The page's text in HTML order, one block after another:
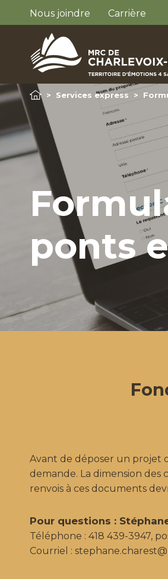
Nous joindre Carrière
> Services express >
ponts
Avant de déposer un projet
demande. La dimension
renvois à ces documents
Pour questions :
Téléphone : 418 439-3947,
Courriel :